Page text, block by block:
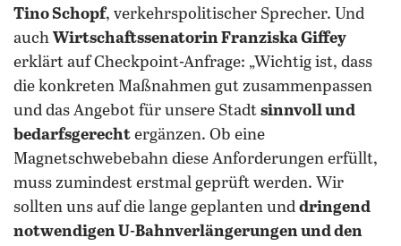
Tino Schopf, verkehrspolitischer Sprecher. Und
auch Wirtschaftssenatorin Franziska Giffey
erklärt auf Checkpoint-Anfrage: „Wichtig ist, dass
die konkreten Maßnahmen gut zusammenpassen
und das Angebot für unsere Stadt sinnvoll und
bedarfsgerecht ergänzen. Ob eine
Magnetschwebebahn diese Anforderungen erfüllt,
muss zumindest erstmal geprüft werden. Wir
sollten uns auf die lange geplanten und dringend
notwendigen U-Bahnverlängerungen und den